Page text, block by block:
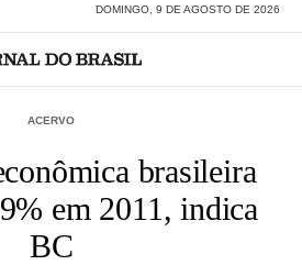
DOMINGO, 9 DE AGOSTO DE 2026
ACERVO
brasileira
em 2011, indica
BC